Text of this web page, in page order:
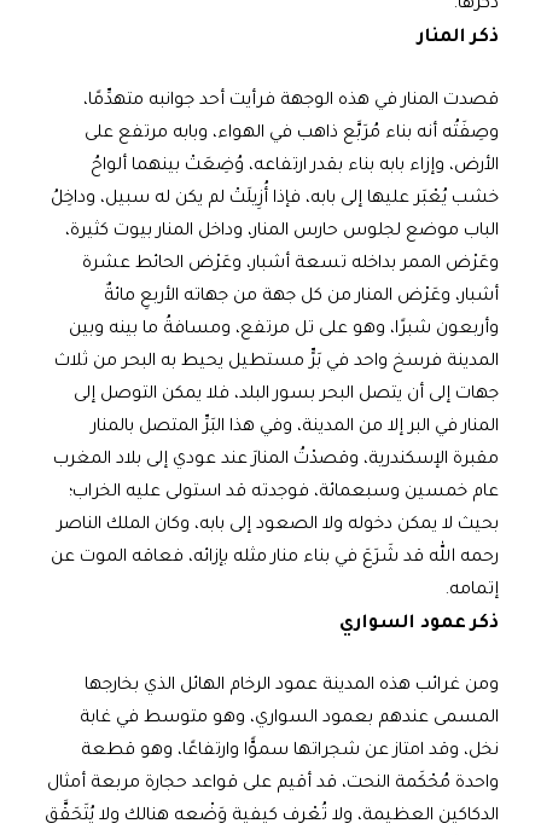
ذكرها.
ذكر المنار
قصدت المنار في هذه الوجهة فرأيت أحد جوانبه متهدِّمًا،
وصِفَتُه أنه بناء مُرَبَّع ذاهب في الهواء، وبابه مرتفع على
الأرض، وإزاء بابه بناء بقدر ارتفاعه، وُضِعَتْ بينهما ألواحُ
خشب يُعْبَر عليها إلى بابه، فإذا أُزِيلَتْ لم يكن له سبيل، وداخِلُ
الباب موضع لجلوس حارس المنار، وداخل المنار بيوت كثيرة،
وعَرْض الممر بداخله تسعة أشبار، وعَرْض الحائط عشرة
أشبار، وعَرْض المنار من كل جهة من جهاته الأربعِ مائةٌ
وأربعون شبرًا، وهو على تل مرتفع، ومسافةُ ما بينه وبين
المدينة فرسخ واحد في بَرٍّ مستطيل يحيط به البحر من ثلاث
جهات إلى أن يتصل البحر بسور البلد، فلا يمكن التوصل إلى
المنار في البر إلا من المدينة، وفي هذا البَرِّ المتصل بالمنار
مقبرة الإسكندرية، وقصدْتُ المنارَ عند عودي إلى بلاد المغرب
عام خمسين وسبعمائة، فوجدته قد استولى عليه الخراب؛
بحيث لا يمكن دخوله ولا الصعود إلى بابه، وكان الملك الناصر
رحمه الله قد شَرَعَ في بناء منار مثله بإزائه، فعاقه الموت عن
إتمامه.
ذكر عمود السواري
ومن غرائب هذه المدينة عمود الرخام الهائل الذي بخارجها
المسمى عندهم بعمود السواري، وهو متوسط في غابة
نخل، وقد امتاز عن شجراتها سموًّا وارتفاعًا، وهو قطعة
واحدة مُحْكَمة النحت، قد أقيم على قواعد حجارة مربعة أمثال
الدكاكين العظيمة، ولا تُعْرف كيفية وَضْعه هنالك ولا يُتَحَقَّق